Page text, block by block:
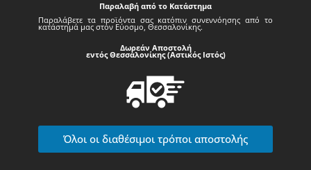
Παραλαβή από το Κατάστημα
Παραλάβετε τα προϊόντα σας κατόπιν συνεννόησης από το
κατάστημά μας στον Εύοσμο, Θεσσαλονίκης.
Δωρεάν Αποστολή
εντός Θεσσαλονίκης (Αστικός Ιστός)
Όλοι οι διαθέσιμοι τρόποι αποστολής